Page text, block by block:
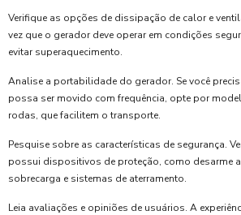
Verifique as opções de dissipação de calor e
vez que o gerador deve operar em condições
evitar superaquecimento.
Analise a portabilidade do gerador. Se você
possa ser movido com frequência, opte por
rodas, que facilitem o transporte.
Pesquise sobre as características de segurança.
possui dispositivos de proteção, como desarme
sobrecarga e sistemas de aterramento.
Leia avaliações e opiniões de usuários. A